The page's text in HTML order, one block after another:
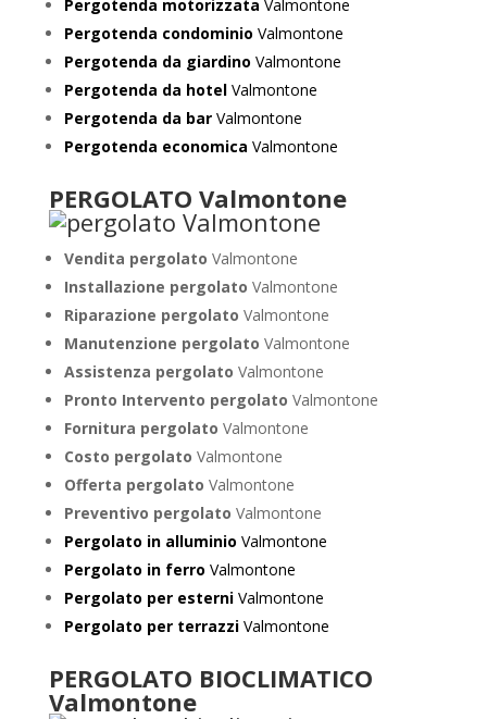
Pergotenda motorizzata Valmontone
Pergotenda condominio Valmontone
Pergotenda da giardino Valmontone
Pergotenda da hotelValmontone
Pergotenda da barValmontone
Pergotenda economica Valmontone
PERGOLATO Valmontone
Vendita pergolato Valmontone
Installazione pergolato Valmontone
Riparazione pergolato Valmontone
Manutenzione pergolato Valmontone
Assistenza pergolato Valmontone
Pronto Intervento pergolato Valmontone
Fornitura pergolato Valmontone
Costo pergolato Valmontone
Offerta pergolato Valmontone
Preventivo pergolato Valmontone
Pergolato in alluminio Valmontone
Pergolato in ferro Valmontone
Pergolato per esterniValmontone
Pergolato per terrazziValmontone
PERGOLATO BIOCLIMATICO
Valmontone